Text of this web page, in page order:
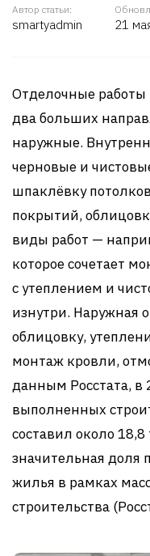
Автор статьи:
smartyadmin 21
Отделочные работы
два больших
наружные.
черновые и
шпаклёвку
покрытий,
виды работ —
которое сочетает
с утеплением и
изнутри. Наружная
облицовку,
монтаж кровли,
данным Росстата, в
выполненных
составил около
значительная доля
жилья в рамках
строительства